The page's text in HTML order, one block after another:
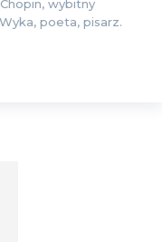
wybitny
poeta, pisarz.